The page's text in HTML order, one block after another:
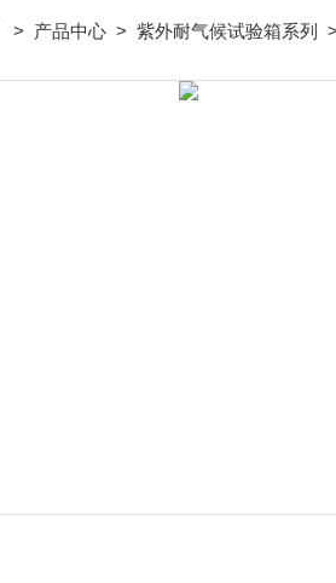
> 产品中心 > 紫外耐气候试验箱系列